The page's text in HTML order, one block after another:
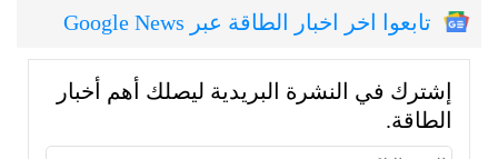
تابعوا اخر اخبار الطاقة عبر Google News
إشترك في النشرة البريدية ليصلك أهم أخبار
الطاقة.